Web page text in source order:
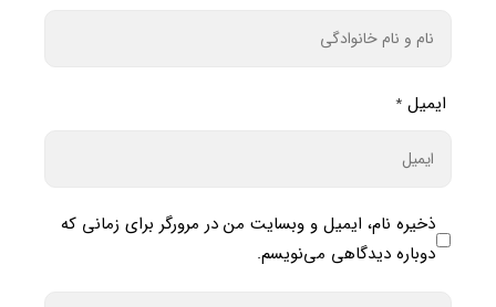
ایمیل *
ذخیره نام، ایمیل و وبسایت من در مرورگر برای زمانی که
دوباره دیدگاهی می‌نویسم.